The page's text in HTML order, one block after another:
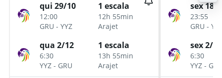
qui 29/10
12:00
GRU - YYZ
1 escala
12h 55min
Arajet
qua 2/12
6:30
YYZ - GRU
1 escala
13h 55min
Arajet
sex 18/9
23:55
GRU -
sex 2/10
6:30
YYZ -